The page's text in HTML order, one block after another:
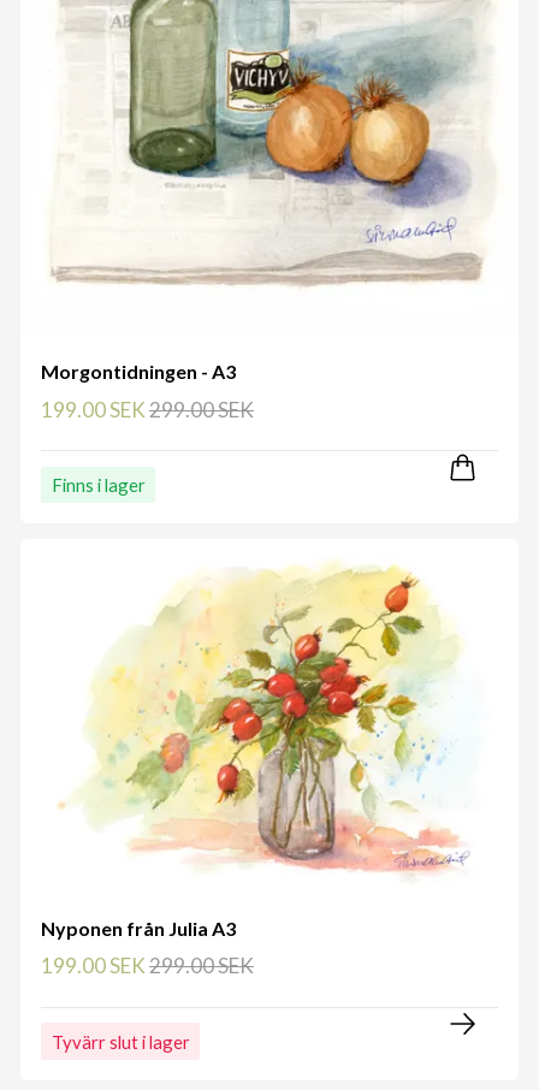
Morgontidningen - A3
199.00 SEK299.00 SEK
Finns i lager
Nyponen från Julia A3
199.00 SEK299.00 SEK
Tyvärr slut i lager